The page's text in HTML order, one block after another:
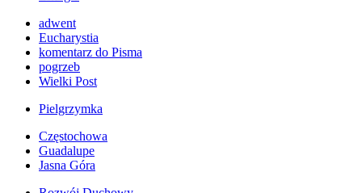
adwent
Eucharystia
komentarz do Pisma
pogrzeb
Wielki Post
Pielgrzymka
Częstochowa
Guadalupe
Jasna Góra